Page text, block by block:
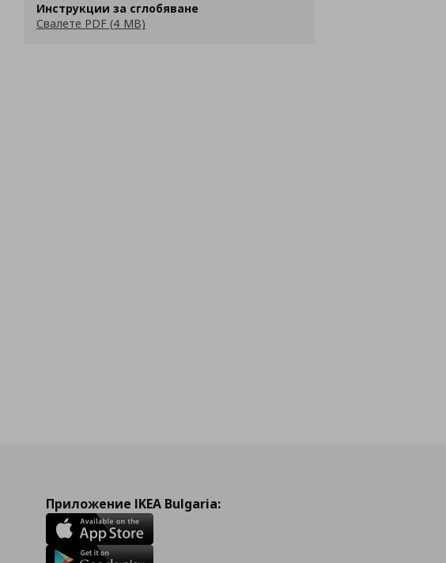
Инструкции за сглобяване
Свалете PDF (4 MB)
Приложение IKEA Bulgaria: